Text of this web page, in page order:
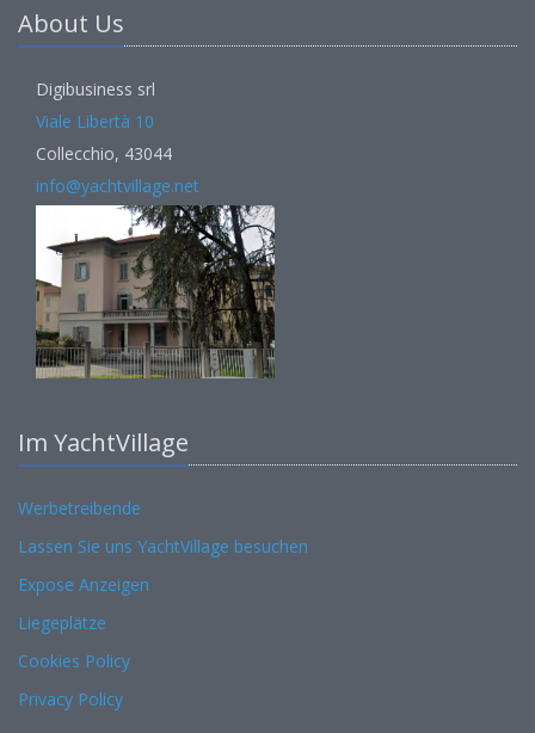
About Us
Digibusiness srl
Viale Libertà 10
Collecchio, 43044
info@yachtvillage.net
Im YachtVillage
Werbetreibende
Lassen Sie uns YachtVillage besuchen
Expose Anzeigen
Liegeplätze
Cookies Policy
Privacy Policy